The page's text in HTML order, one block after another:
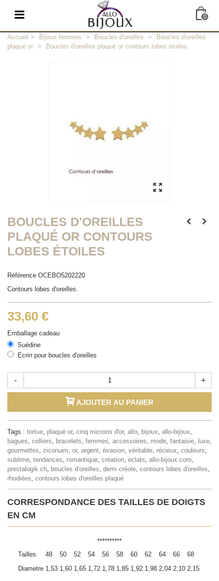
0
Accueil > Bijoux femmes > Boucles d'oreilles >
Boucles d'oreilles
plaqué or > Boucles d'oreilles plaqué or contours lobes étoiles
BOUCLES D'OREILLES
PLAQUÉ OR CONTOURS
LOBES ÉTOILES
Référence OCEBO5202220
Contours lobes d'oreilles.
33,60 €
Emballage cadeau
Suédine
Ecrin pour boucles d'oreilles
- +
AJOUTER AU PANIER
Tags : tortue, plaqué or, cinq microns d'or, allo, bijoux, allo-bijoux,
bagues, colliers, bracelets, femmes, accessoires, mode, fantaisie, luxe,
gourmettes, ziconuim, or, argent, évasion, véritable, récieux, couleurs,
sublime, tendances, romantique, création, eclats, allo-bijoux.com,
prestalogik.ch, boucles d'oreilles, demi créole, contours lobes d'oreilles,
rhodiées, contours lobes d'oreilles plaqué
CORRESPONDANCE DES TAILLES DE DOIGTS
EN CM
**********
Tailles
48 50 52 54 56 58 60 62 64 66
68
Diametre 1,53 1,60 1,65 1,72 1,78 1,85 1,92 1,98 2,04 2,10 2,15